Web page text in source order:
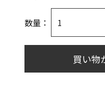
数量：
買い物